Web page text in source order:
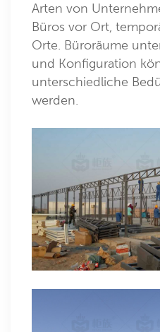
Arten von
Büros vor Ort,
Orte. Büroräume
und Konfiguration
unterschiedliche
werden.